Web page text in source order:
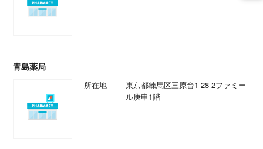
青島薬局
所在地
東京都練馬区三原台1-28-2ファミー
ル庚申1階